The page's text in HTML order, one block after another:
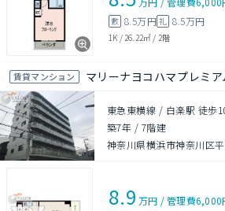
敷 8.5万円礼 8.5万円
1K / 26.22㎡ / 2階
賃貸マンション マリーナヨコハマプレミア
東急東横線 / 白楽駅 徒歩
築7年 / 7階建
神奈川県横浜市神奈川区
8.9 万円 /管理費6,000